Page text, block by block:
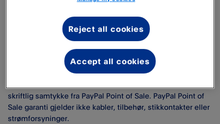
forvoldt skade, farer, for høy luftfuktighet, inntrenging av
væske, elektrisk belastning eller annen miljøpåvirkning,
som ikke typisk er til stede i et normalt og sikkert
arbeidsmiljø. PayPal Point of Sale er ikke ansvarlig, hvis
defekten oppstår, fordi du ikke har fulgt PayPal Point of
Sale skriftlige instruksjoner for oppbevaring, installasjon,
bruk eller vedlikehold av kortleseren, eller hvis du endrer
skriftlig samtykke fra PayPal Point of Sale. PayPal Point of
Sale garanti gjelder ikke kabler, tilbehør, stikkontakter eller
strømforsyninger.
Reject all cookies
Accept all cookies